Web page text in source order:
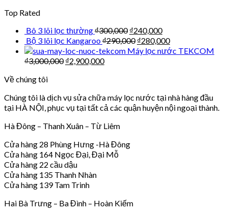
Top Rated
Bô 3 lõi lọc thường₫300,000 ₫240,000
Bộ 3 lõi lọc Kangaroo₫290,000 ₫280,000
Máy lọc nước TEKCOM
₫3,000,000 ₫2,900,000
Về chúng tôi
Chúng tôi là dịch vụ sửa chữa máy lọc nước tại nhà hàng đầu
tại HÀ NỘI, phục vụ tại tất cả các quận huyện nội ngoại thành.
Hà Đông – Thanh Xuân – Từ Liêm
Cửa hàng 28 Phùng Hưng -Hà Đông
Cửa hàng 164 Ngọc Đại, Đại Mỗ
Cửa hàng 22 cầu dậu
Cửa hàng 135 Thanh Nhàn
Cửa hàng 139 Tam Trinh
Hai Bà Trưng – Ba Đình – Hoàn Kiếm